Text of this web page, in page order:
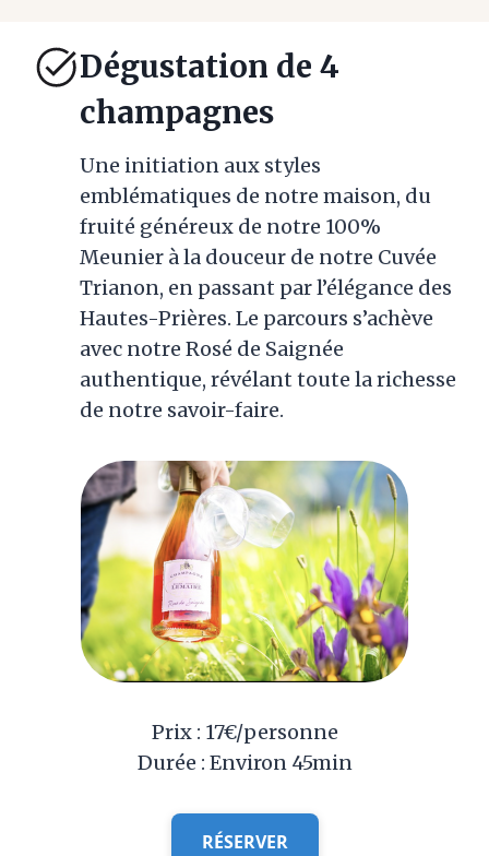
Dégustation de 4
champagnes
Une initiation aux styles
emblématiques de notre maison, du
fruité généreux de notre 100%
Meunier à la douceur de notre Cuvée
Trianon, en passant par l’élégance des
Hautes-Prières. Le parcours s’achève
avec notre Rosé de Saignée
authentique, révélant toute la richesse
de notre savoir-faire.
Prix : 17€/personne
Durée : Environ 45min
RÉSERVER